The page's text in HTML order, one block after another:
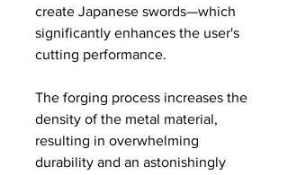
create Japanese swords—which
significantly enhances the user's
cutting performance.
The forging process increases the
density of the metal material,
resulting in overwhelming
durability and an astonishingly